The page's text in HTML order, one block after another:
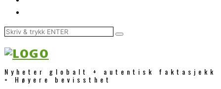
Nyheter globalt + autentisk faktasjekk
= Høyere bevissthet